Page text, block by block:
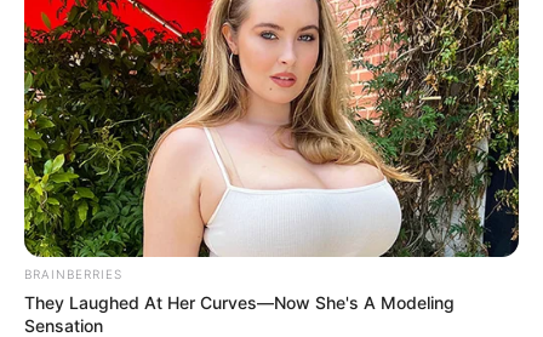
BRAINBERRIES
They Laughed At Her Curves—Now She's A Modeling
Sensation